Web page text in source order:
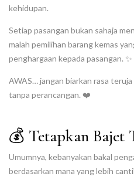
kehidupan.
Setiap pasangan bukan sahaja
malah pemilihan barang kemas
penghargaan kepada pasangan. ✨
AWAS… jangan biarkan rasa
tanpa perancangan. ❤️
💰 Tetapkan Bajet
Umumnya, kebanyakan bakal
berdasarkan mana yang lebih